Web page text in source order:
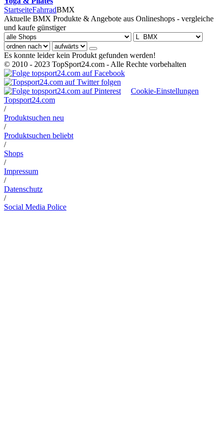
StartseiteFahrradBMX
Aktuelle BMX Produkte & Angebote aus Onlineshops - vergleiche
und kaufe günstiger
Es konnte leider kein Produkt gefunden werden!
© 2010 - 2023 TopSport24.com - Alle Rechte vorbehalten
Cookie-Einstellungen
Topsport24.com
/
Produktsuchen neu
/
Produktsuchen beliebt
/
Shops
/
Impressum
/
Datenschutz
/
Social Media Police